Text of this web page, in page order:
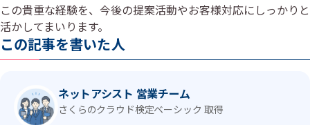
この貴重な経験を、今後の提案活動やお客様対応にしっかりと
活かしてまいります。
この記事を書いた人
ネットアシスト 営業チーム
さくらのクラウド検定ベーシック 取得